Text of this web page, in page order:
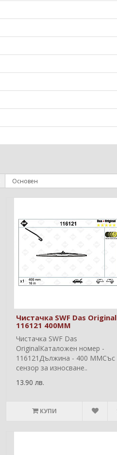
Чистачка SWF Das Original
116121 400MM
Чистачка SWF Das
OriginalКаталожен номер -
116121Дължина - 400 ММСъс
сензор за износване..
13.90 лв.
КУПИ